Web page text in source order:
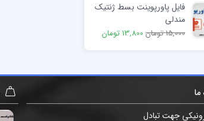
فایل پاورپوینت بسط ژنتیک
مندلی
15,000 تومان 13,800 تومان
ما
جهت تبادل